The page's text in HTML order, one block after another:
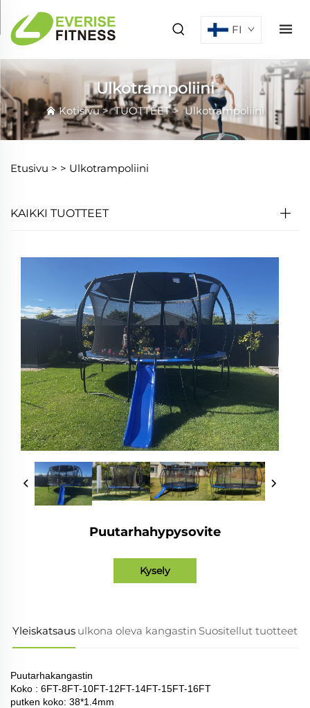
FI
Ulkotrampoliini
Kotisivu>TUOTTEET>Ulkotrampoliini
Etusivu > > Ulkotrampoliini
KAIKKI TUOTTEET
Puutarhahypysovite
Kysely
Yleiskatsaus ulkona oleva kangastin Suositellut tuotteet
Puutarhakangastin
Koko : 6FT-8FT-10FT-12FT-14FT-15FT-16FT
putken koko: 38*1.4mm